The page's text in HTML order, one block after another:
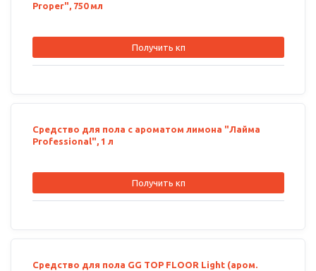
Proper", 750 мл
Получить кп
Средство для пола с ароматом лимона "Лайма
Professional", 1 л
Получить кп
Средство для пола GG TOP FLOOR Light (аром.